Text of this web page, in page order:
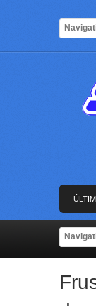
Frustran atentado
La Arena USC será el
Rápida reacción